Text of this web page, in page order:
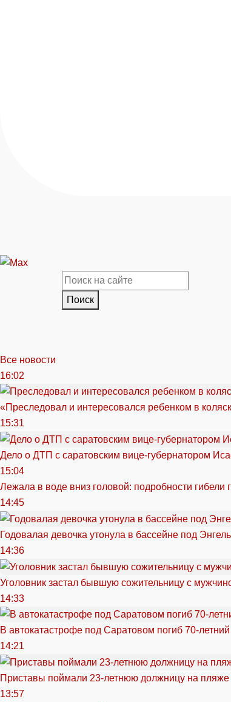
Поиск
Все новости
16:02
«Преследовал и интересовался ребенком в
15:31
Дело о ДТП с саратовским вице-губернатором
15:04
Лежала в воде вниз головой: подробности гибели
14:45
Годовалая девочка утонула в бассейне под
14:36
Уголовник застал бывшую сожительницу с
14:33
В автокатастрофе под Саратовом погиб 70-
14:21
Приставы поймали 23-летнюю должницу на
13:57